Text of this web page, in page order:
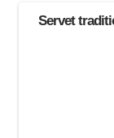
Servet